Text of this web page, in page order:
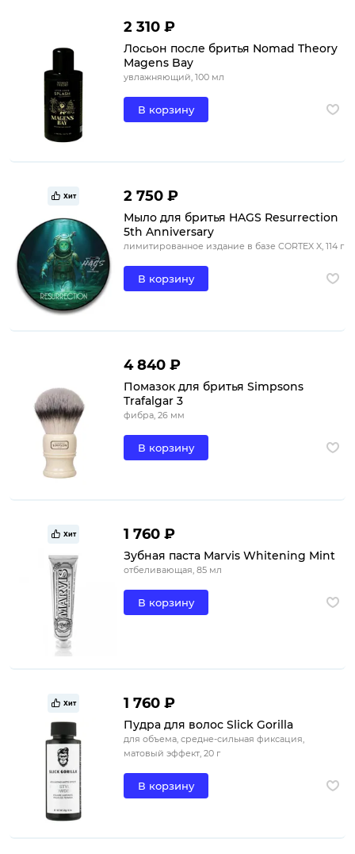
2 310 ₽
Лосьон после бритья Nomad Theory
Magens Bay
увлажняющий, 100 мл
В корзину
Хит 2 750 ₽
Мыло для бритья HAGS Resurrection
5th Anniversary
лимитированное издание в базе CORTEX X, 114 г
В корзину
4 840 ₽
Помазок для бритья Simpsons
Trafalgar 3
фибра, 26 мм
В корзину
Хит 1 760 ₽
Зубная паста Marvis Whitening Mint
отбеливающая, 85 мл
В корзину
Хит 1 760 ₽
Пудра для волос Slick Gorilla
для объема, средне-сильная фиксация,
матовый эффект, 20 г
В корзину